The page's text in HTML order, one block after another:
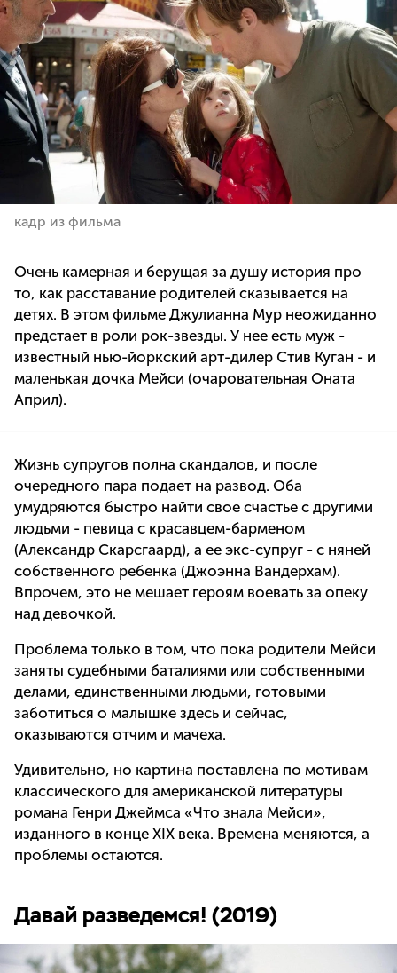
кадр из фильма
Очень камерная и берущая за душу история про
то, как расставание родителей сказывается на
детях. В этом фильме Джулианна Мур неожиданно
предстает в роли рок-звезды. У нее есть муж -
известный нью-йоркский арт-дилер Стив Куган - и
маленькая дочка Мейси (очаровательная Оната
Април).
Жизнь супругов полна скандалов, и после
очередного пара подает на развод. Оба
умудряются быстро найти свое счастье с другими
людьми - певица с красавцем-барменом
(Александр Скарсгаард), а ее экс-супруг - с няней
собственного ребенка (Джоэнна Вандерхам).
Впрочем, это не мешает героям воевать за опеку
над девочкой.
Проблема только в том, что пока родители Мейси
заняты судебными баталиями или собственными
делами, единственными людьми, готовыми
заботиться о малышке здесь и сейчас,
оказываются отчим и мачеха.
Удивительно, но картина поставлена по мотивам
классического для американской литературы
романа Генри Джеймса «Что знала Мейси»,
изданного в конце XIX века. Времена меняются, а
проблемы остаются.
Давай разведемся! (2019)